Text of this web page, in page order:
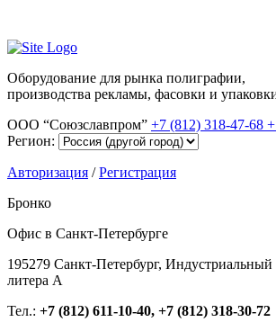
Оборудование для рынка полиграфии,
производства рекламы, фасовки и
ООО “Союзславпром” +7 (812) 318-47-68
Регион:
Авторизация /Регистрация
Бронко
Офис в Санкт-Петербурге
195279 Санкт-Петербург, Индустриальный
литера А
Тел.: +7 (812) 611-10-40, +7 (812) 318-30-72